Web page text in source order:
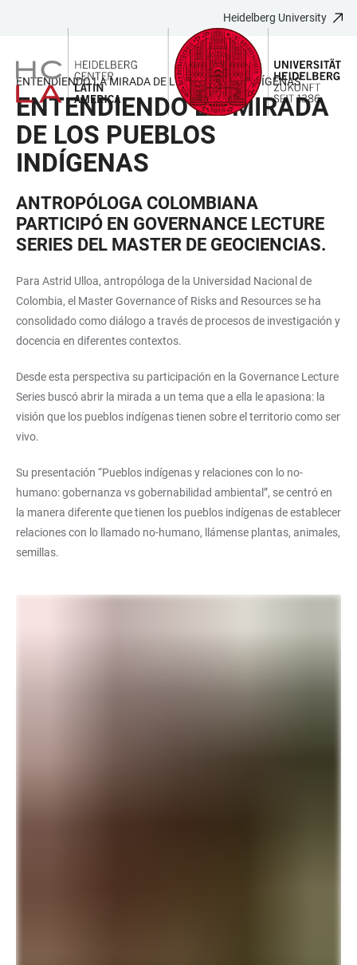
LINKS
MAIN
CONTENT
NAVIGATION
FORM
Heidelberg University
ENTENDIENDO LA MIRADA DE LOS PUEBLOS INDÍGENAS
ENTENDIENDO LA MIRADA
DE LOS PUEBLOS
INDÍGENAS
ANTROPÓLOGA COLOMBIANA
PARTICIPÓ EN GOVERNANCE LECTURE
SERIES DEL MASTER DE GEOCIENCIAS.
Para Astrid Ulloa, antropóloga de la Universidad Nacional de
Colombia, el Master Governance of Risks and Resources se ha
consolidado como diálogo a través de procesos de investigación y
docencia en diferentes contextos.
Desde esta perspectiva su participación en la Governance Lecture
Series buscó abrir la mirada a un tema que a ella le apasiona: la
visión que los pueblos indígenas tienen sobre el territorio como ser
vivo.
Su presentación “Pueblos indígenas y relaciones con lo no-
humano: gobernanza vs gobernabilidad ambiental”, se centró en
la manera diferente que tienen los pueblos indígenas de establecer
relaciones con lo llamado no-humano, llámense plantas, animales,
semillas.